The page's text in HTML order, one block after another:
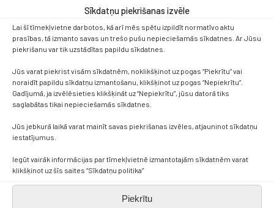
Sīkdatņu piekrišanas izvēle
Lai šī tīmekļvietne darbotos, kā arī mēs spētu izpildīt normatīvo aktu
prasības, tā izmanto savas un trešo pušu nepieciešamās sīkdatnes. Ar Jūsu
piekrišanu var tik uzstādītas papildu sīkdatnes.
Jūs varat piekrist visām sīkdatnēm, noklikšķinot uz pogas “Piekrītu” vai
noraidīt papildu sīkdatņu izmantošanu, klikšķinot uz pogas “Nepiekrītu”.
Gadījumā, ja izvēlēsieties klikšķināt uz “Nepiekrītu”, jūsu datorā tiks
saglabātas tikai nepieciešamās sīkdatnes.
Jūs jebkurā laikā varat mainīt savas piekrišanas izvēles, atjauninot sīkdatņu
iestatījumus.
Iegūt vairāk informācijas par tīmekļvietnē izmantotajām sīkdatnēm varat
klikšķinot uz šīs saites “Sīkdatņu politika”
Piekrītu
Kontakti
+371 638 656 05
skola.broceni@saldus.lv